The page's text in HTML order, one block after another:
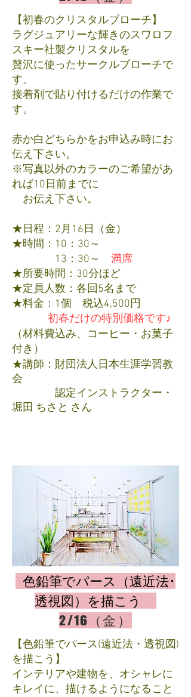
【初春のクリスタルブローチ】
ラグジュアリーな輝きのスワロフ
スキー社製クリスタルを
贅沢に使ったサークルブローチで
す。
接着剤で貼り付けるだけの作業で
す。
赤か白どちらかをお申込み時にお
伝え下さい。
※写真以外のカラーのご希望があ
れば10日前までに
お伝え下さい。
★日程：2月16日（金）
★時間：10：30～
13：30～ 満席
★所要時間：30分ほど
★定員人数： 各回5名まで
★料金：1個 税込4,500円
初春だけの特別価格です♪
（材料費込み、コーヒー・お菓子
付き）
★講師：財団法人日本生涯学習教
会
認定インストラクター・
堀田 ちさと さん
色鉛筆でパース（遠近法･
透視図）を描こう
2/16（金）
【色鉛筆でパース(遠近法・透視図)
を描こう】
インテリアや建物を、オシャレに
キレイに、描けるようになること